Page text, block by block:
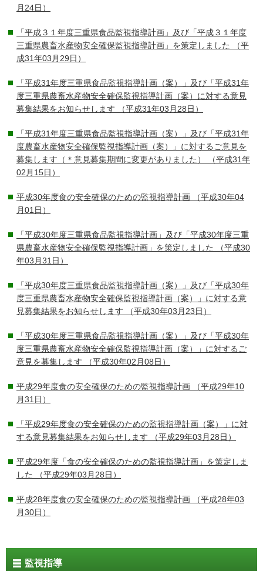
月24日）
「平成３１年度三重県食品監視指導計画」及び「平成３１年度
三重県農畜水産物安全確保監視指導計画」を策定しました
（平
成31年03月29日）
「平成31年度三重県食品監視指導計画（案）」及び「平成31年
度三重県農畜水産物安全確保監視指導計画（案）に対する意見
募集結果をお知らせします （平成31年03月28日）
「平成31年度三重県食品監視指導計画（案）」及び「平成31年
度農畜水産物安全確保監視指導計画（案）」に対するご意見を
募集します（＊意見募集期間に変更がありました）
（平成31年
02月15日）
平成30年度食の安全確保のための監視指導計画 （平成30年04
月01日）
「平成30年度三重県食品監視指導計画」及び「平成30年度三重
県農畜水産物安全確保監視指導計画」を策定しました
（平成30
年03月31日）
「平成30年度三重県食品監視指導計画（案）」及び「平成30年
度三重県農畜水産物安全確保監視指導計画（案）」に対する意
見募集結果をお知らせします （平成30年03月23日）
「平成30年度三重県食品監視指導計画（案）」及び「平成30年
度三重県農畜水産物安全確保監視指導計画（案）」に対するご
意見を募集します （平成30年02月08日）
平成29年度食の安全確保のための監視指導計画 （平成29年10
月31日）
「平成29年度食の安全確保のための監視指導計画（案）」に対
する意見募集結果をお知らせします （平成29年03月28日）
平成29年度「食の安全確保のための監視指導計画」を策定しま
した
（平成29年03月28日）
平成28年度食の安全確保のための監視指導計画 （平成28年03
月30日）
監視指導